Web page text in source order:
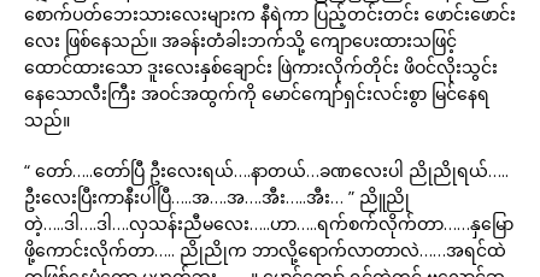
စောက်ပတ်ဘေးသားလေးများက နီရဲကာ ပြည့်တင်းတင်း ဖောင်းဖောင်း
လေး ဖြစ်နေသည်။ အခန်းတံခါးဘက်သို့ ကျောပေးထားသဖြင့်
ထောင်ထားသော ဒူးလေးနှစ်ချောင်း ဖြဲကားလိုက်တိုင်း ဖိဝင်လိုးသွင်း
နေသောလီးကြီး အဝင်အထွက်ကို မောင်ကျော်ရှင်းလင်းစွာ မြင်နေရ
သည်။
“ တော်…..တော်ပြီ ဦးလေးရယ်….နာတယ်…ခဏလေးပါ ညိုညိုရယ်…..
ဦးလေးပြီးကာနီးပါပြီ…..အ….အ….အီး…..အီး… ” ညိူညို
တဲ့…..ဒါ….ဒါ….လှသန်းညီမလေး…..ဟာ…..ရက်စက်လိုက်တာ……နှမြော
ဖို့ကောင်းလိုက်တာ….. ညိုညိုက ဘာလို့ရောက်လာတာလဲ……အရင်ထဲ